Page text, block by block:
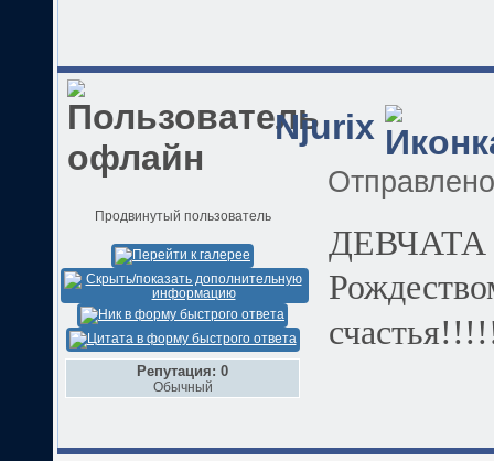
Njurix
Продвинутый пользователь
Репутация: 0
Обычный
ДЕВЧАТА